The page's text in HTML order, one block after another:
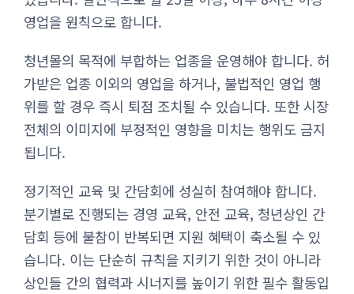
영업을 원칙으로 합니다.
청년몰의 목적에 부합하는 업종을 운영해야 합니다. 허
가받은 업종 이외의 영업을 하거나, 불법적인 영업 행
위를 할 경우 즉시 퇴점 조치될 수 있습니다. 또한 시장
전체의 이미지에 부정적인 영향을 미치는 행위도 금지
됩니다.
정기적인 교육 및 간담회에 성실히 참여해야 합니다.
분기별로 진행되는 경영 교육, 안전 교육, 청년상인 간
담회 등에 불참이 반복되면 지원 혜택이 축소될 수 있
습니다. 이는 단순히 규칙을 지키기 위한 것이 아니라
상인들 간의 협력과 시너지를 높이기 위한 필수 활동입